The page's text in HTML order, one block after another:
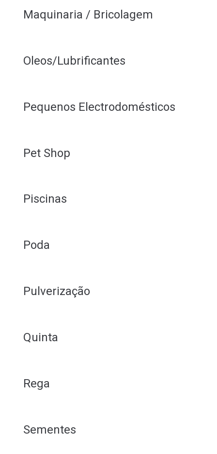
Maquinaria / Bricolagem
Oleos/Lubrificantes
Pequenos Electrodomésticos
Pet Shop
Piscinas
Poda
Pulverização
Quinta
Rega
Sementes